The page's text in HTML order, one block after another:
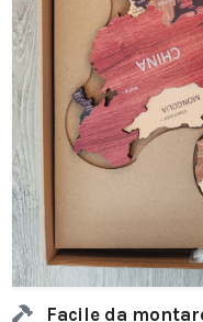
Facile da